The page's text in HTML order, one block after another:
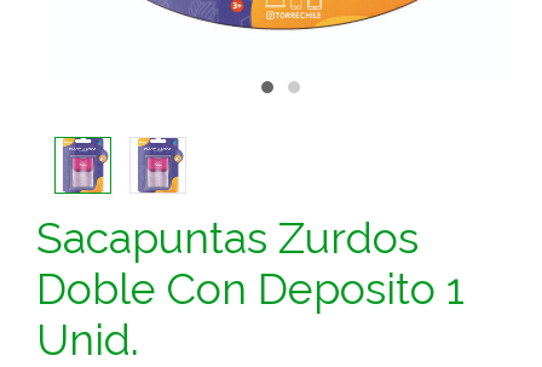
Sacapuntas Zurdos
Doble Con Deposito 1
Unid.